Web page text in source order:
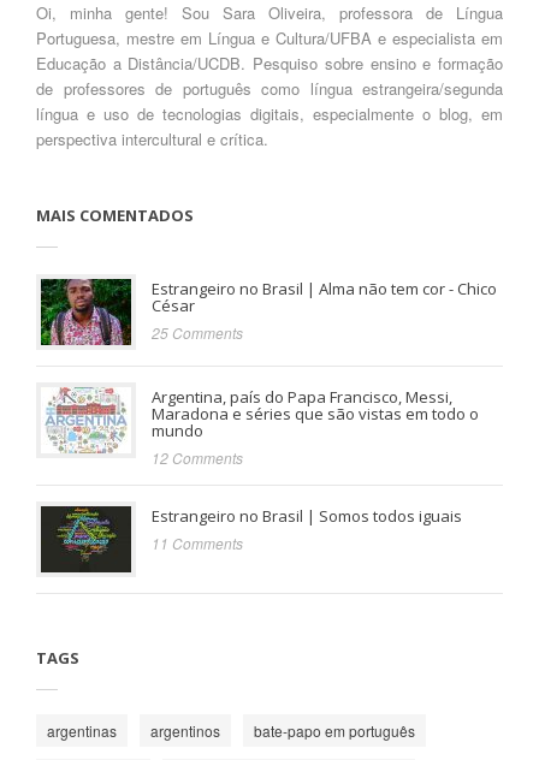
Oi, minha gente! Sou Sara Oliveira, professora de Língua
Portuguesa, mestre em Língua e Cultura/UFBA e especialista em
Educação a Distância/UCDB. Pesquiso sobre ensino e formação
de professores de português como língua estrangeira/segunda
língua e uso de tecnologias digitais, especialmente o blog, em
perspectiva intercultural e crítica.
MAIS COMENTADOS
Estrangeiro no Brasil | Alma não tem cor - Chico
César
25 Comments
Argentina, país do Papa Francisco, Messi,
Maradona e séries que são vistas em todo o
mundo
12 Comments
Estrangeiro no Brasil | Somos todos iguais
11 Comments
TAGS
argentinas argentinos bate-papo em português